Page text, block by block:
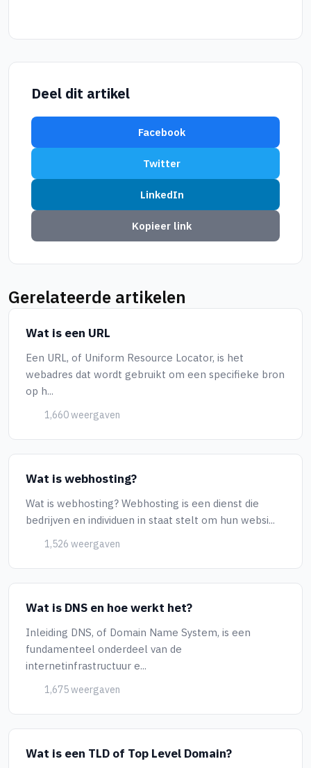
Deel dit artikel
Facebook
Twitter
LinkedIn
Kopieer link
Gerelateerde artikelen
Wat is een URL
Een URL, of Uniform Resource Locator, is het
webadres dat wordt gebruikt om een specifieke bron
op h...
1,660 weergaven
Wat is webhosting?
Wat is webhosting? Webhosting is een dienst die
bedrijven en individuen in staat stelt om hun websi...
1,526 weergaven
Wat is DNS en hoe werkt het?
Inleiding DNS, of Domain Name System, is een
fundamenteel onderdeel van de
internetinfrastructuur e...
1,675 weergaven
Wat is een TLD of Top Level Domain?